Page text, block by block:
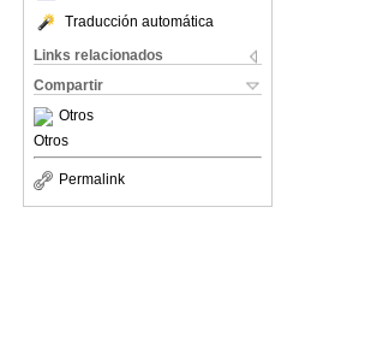
Traducción automática
Links relacionados
Compartir
Otros
Otros
Permalink